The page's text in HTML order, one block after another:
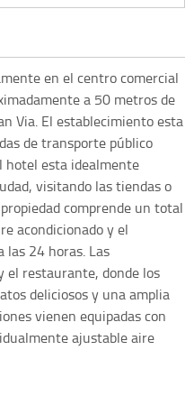
en el centro comercial
a 50 metros de
Via. El establecimiento esta
de transporte público
hotel esta idealmente
visitando las tiendas o
comprende un total
acondicionado y el
las 24 horas. Las
el restaurante, donde los
deliciosos y una amplia
vienen equipadas con
ajustable aire